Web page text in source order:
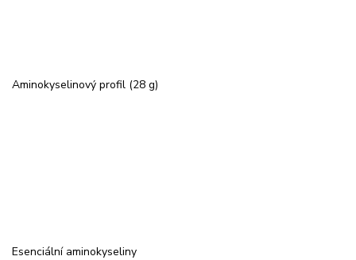
Aminokyselinový profil (28 g)
Esenciální aminokyseliny